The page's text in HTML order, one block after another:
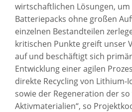
wirtschaftlichen Lösungen,
Batteriepacks ohne großen
einzelnen Bestandteilen
kritischen Punkte greift unser
auf und beschäftigt sich
Entwicklung einer agilen
direkte Recycling von Lithium-
sowie der Regeneration der
Aktivmaterialien“, so